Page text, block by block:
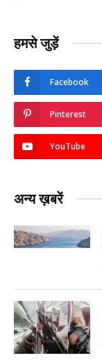
हमसे जुड़ें
Facebook
Pinterest
YouTube
अन्य ख़बरें